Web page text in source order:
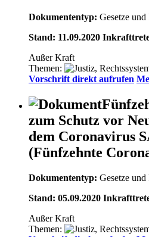
Dokumententyp: Gesetze
Stand: 11.09.2020
Außer Kraft
Themen:
Vorschrift direkt aufrufen
zum Schutz vor
dem Coronavirus
(Fünfzehnte
Dokumententyp: Gesetze
Stand: 05.09.2020
Außer Kraft
Themen: